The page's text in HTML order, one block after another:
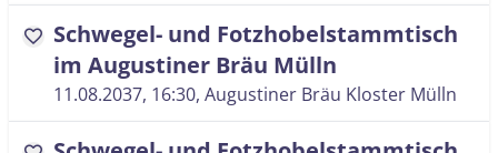
favorite Schwegel- und Fotzhobelstammtisch
im Augustiner Bräu Mülln
11.08.2037, 16:30, Augustiner Bräu Kloster Mülln